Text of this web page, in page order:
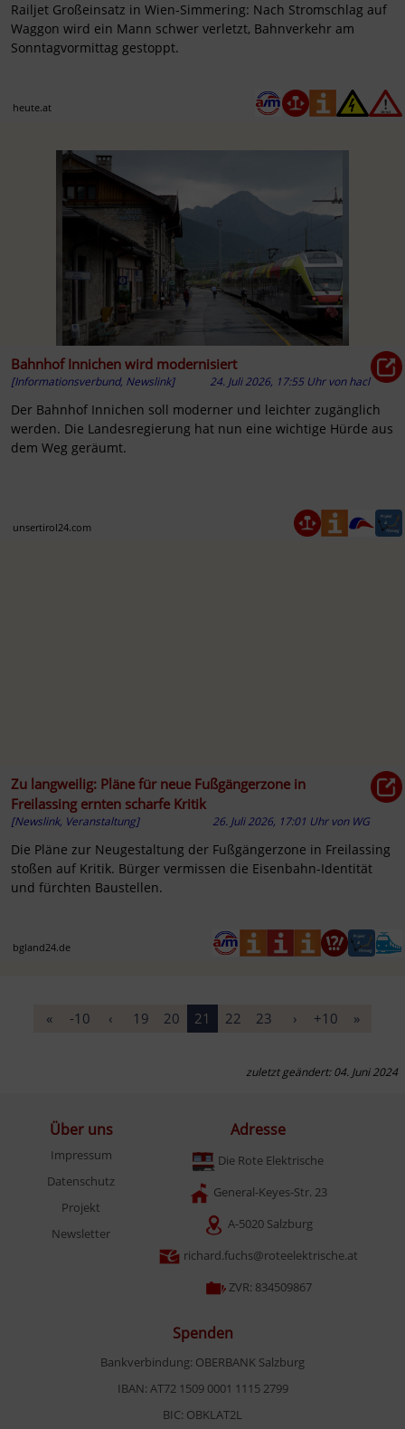
Railjet Großeinsatz in Wien-Simmering: Nach Stromschlag auf
Waggon wird ein Mann schwer verletzt, Bahnverkehr am
Sonntagvormittag gestoppt.
heute.at
Bahnhof Innichen wird modernisiert
[Informationsverbund, Newslink] 24. Juli 2026, 17:55 Uhr vonhacl
Der Bahnhof Innichen soll moderner und leichter zugänglich
werden. Die Landesregierung hat nun eine wichtige Hürde aus
dem Weg geräumt.
unsertirol24.com
Zu langweilig: Pläne für neue Fußgängerzone in
Freilassing ernten scharfe Kritik
[Newslink, Veranstaltung] 26. Juli 2026, 17:01 Uhr von WG
Die Pläne zur Neugestaltung der Fußgängerzone in Freilassing
stoßen auf Kritik. Bürger vermissen die Eisenbahn-Identität
und fürchten Baustellen.
bgland24.de
« -10 ‹ 19 20 21 22 23 › +10 »
zuletzt geändert: 04. Juni 2024
Über uns
Impressum
Datenschutz
Projekt
Newsletter
Adresse
Die Rote Elektrische
General-Keyes-Str. 23
A-5020 Salzburg
richard.fuchs@roteelektrische.at
ZVR: 834509867
Spenden
Bankverbindung: OBERBANK Salzburg
IBAN: AT72 1509 0001 1115 2799
BIC: OBKLAT2L